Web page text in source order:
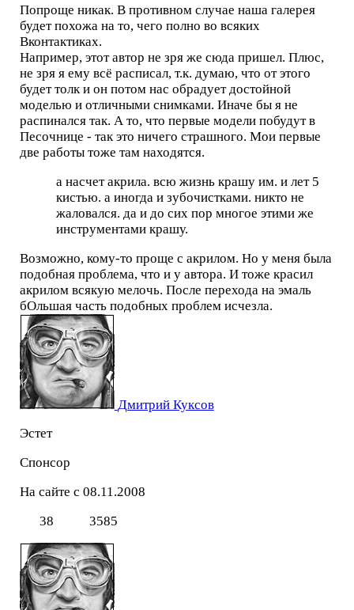
Попроще никак. В противном случае наша галерея
будет похожа на то, чего полно во всяких
Вконтактиках.
Например, этот автор не зря же сюда пришел. Плюс,
не зря я ему всё расписал, т.к. думаю, что от этого
будет толк и он потом нас обрадует достойной
моделью и отличными снимками. Иначе бы я не
распинался так. А то, что первые модели побудут в
Песочнице - так это ничего страшного. Мои первые
две работы тоже там находятся.
а насчет акрила. всю жизнь крашу им. и лет 5
кистью. а иногда и зубочистками. никто не
жаловался. да и до сих пор многое этими же
инструментами крашу.
Возможно, кому-то проще с акрилом. Но у меня была
подобная проблема, что и у автора. И тоже красил
акрилом всякую мелочь. После перехода на эмаль
бОльшая часть подобных проблем исчезла.
Дмитрий Куксов
Эстет
Спонсор
На сайте с 08.11.2008
38
3585